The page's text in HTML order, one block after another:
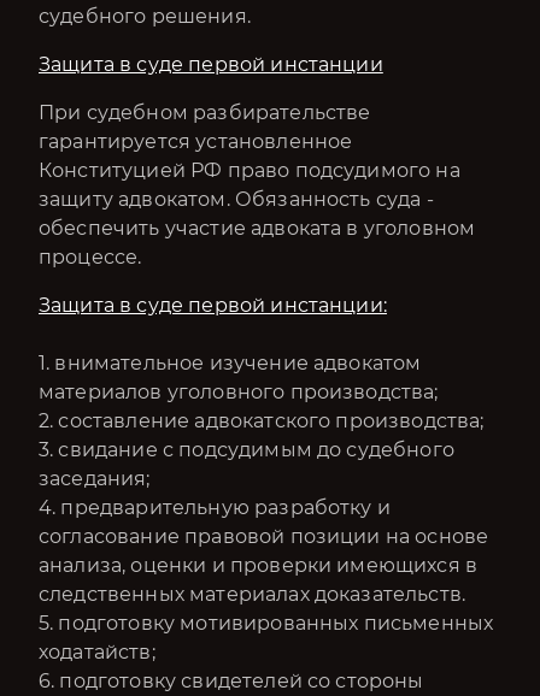
судебного решения.
Защита в суде первой инстанции
При судебном разбирательстве
гарантируется установленное
Конституцией РФ право подсудимого на
защиту адвокатом. Обязанность суда -
обеспечить участие адвоката в уголовном
процессе.
Защита в суде первой инстанции:
1. внимательное изучение адвокатом
материалов уголовного производства;
2. составление адвокатского производства;
3. свидание с подсудимым до судебного
заседания;
4. предварительную разработку и
согласование правовой позиции на основе
анализа, оценки и проверки имеющихся в
следственных материалах доказательств.
5. подготовку мотивированных письменных
ходатайств;
6. подготовку свидетелей со стороны